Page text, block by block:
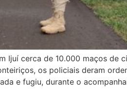
Ijuí cerca de 10.000 maços
os policiais deram
e fugiu, durante o